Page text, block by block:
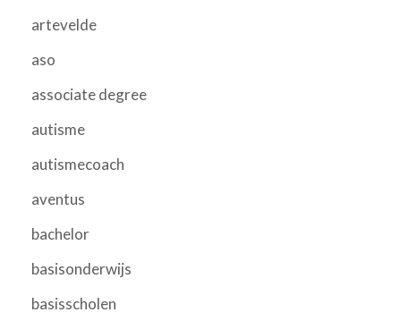
artevelde
aso
associate degree
autisme
autismecoach
aventus
bachelor
basisonderwijs
basisscholen